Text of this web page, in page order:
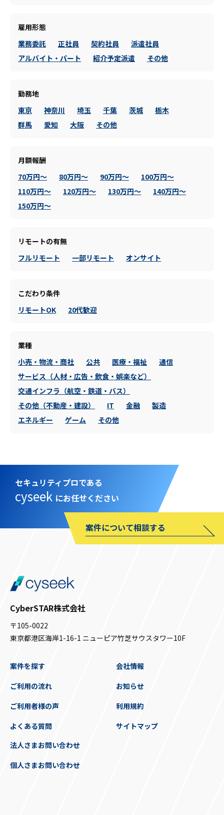
雇用形態
業務委託
正社員 契約社員
派遣社員
アルバイト・パート
紹介予定派遣 その他
勤務地
東京
神奈川 埼玉 千葉 茨城
栃木
群馬
愛知 大阪 その他
月額報酬
70万円～
80万円～ 90万円～
100万円～
110万円～
120万円～ 130万円～
140万円～
150万円～
リモートの有無
フルリモート
一部リモート オンサイト
こだわり条件
リモートOK
20代歓迎
業種
小売・物流・商社
公共 医療・福祉
通信
サービス（人材・広告・飲食・娯楽など）
交通インフラ（航空・鉄道・バス）
その他（不動産・建設）
IT 金融
製造
エネルギー
ゲーム その他
セキュリティプロである
cyseek にお任せください
案件について相談する
CyberSTAR株式会社
〒105-0022
東京都港区海岸1-16-1 ニューピア竹芝サウスタワー10F
案件を探す
ご利用の流れ
ご利用者様の声
よくある質問
会社情報
お知らせ
利用規約
サイトマップ
法人さまお問い合わせ
個人さまお問い合わせ